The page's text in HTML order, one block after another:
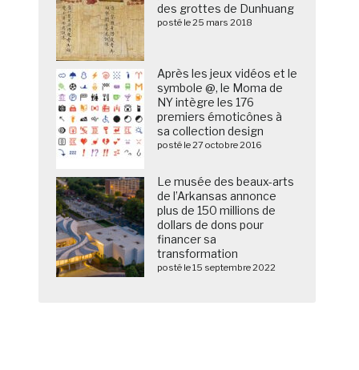
des grottes de Dunhuang
posté le 25 mars 2018
Après les jeux vidéos et le
symbole @, le Moma de
NY intègre les 176
premiers émoticônes à
sa collection design
posté le 27 octobre 2016
Le musée des beaux-arts
de l’Arkansas annonce
plus de 150 millions de
dollars de dons pour
financer sa
transformation
posté le 15 septembre 2022